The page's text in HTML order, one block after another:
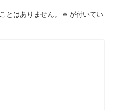
とはありません。 ※ が付いてい